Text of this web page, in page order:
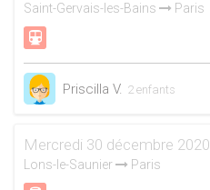
Saint-Gervais-les-Bains Paris
Priscilla V. 2 enfants
Mercredi 30 décembre 2020
Lons-le-Saunier Paris